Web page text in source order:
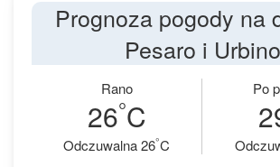
Prognoza pogody na
Pesaro i Urbino
Rano
26°C
Odczuwalna 26°C
Po